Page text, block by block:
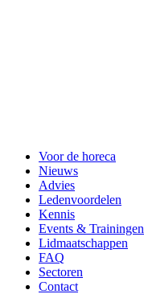
Voor de horeca
Nieuws
Advies
Ledenvoordelen
Kennis
Events & Trainingen
Lidmaatschappen
FAQ
Sectoren
Contact